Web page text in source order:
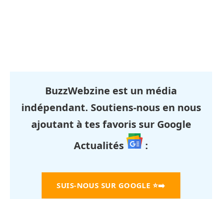
BuzzWebzine est un média
indépendant. Soutiens-nous en nous
ajoutant à tes favoris sur Google
Actualités
:
SUIS-NOUS SUR GOOGLE ⭐➡️